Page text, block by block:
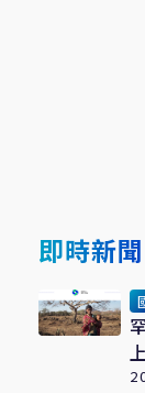
即時新聞